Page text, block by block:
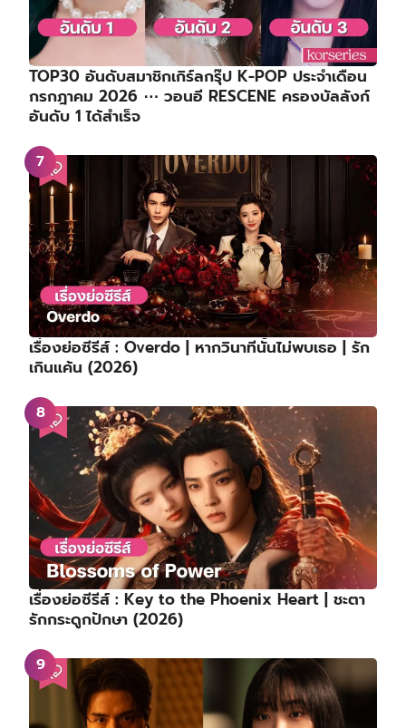
TOP30 อันดับสมาชิกเกิร์ลกรุ๊ป K-POP ประจำเดือน
กรกฎาคม 2026 ⋯ วอนอี RESCENE ครองบัลลังก์
อันดับ 1 ได้สำเร็จ
เรื่องย่อซีรีส์ : Overdo | หากวินาทีนั้นไม่พบเธอ | รัก
เกินแค้น (2026)
เรื่องย่อซีรีส์ : Key to the Phoenix Heart | ชะตา
รักกระดูกปักษา (2026)